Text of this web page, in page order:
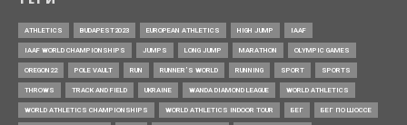
ATHLETICS BUDAPEST2023 EUROPEAN ATHLETICS HIGH JUMP IAAF
IAAF WORLD CHAMPIONSHIPS JUMPS LONG JUMP MARATHON OLYMPIC GAMES
OREGON22 POLE VAULT RUN RUNNER’S WORLD RUNNING SPORT SPORTS
THROWS TRACK AND FIELD UKRAINE WANDA DIAMOND LEAGUE WORLD ATHLETICS
WORLD ATHLETICS CHAMPIONSHIPS WORLD ATHLETICS INDOOR TOUR БЕГ БЕГ ПО ШОССЕ